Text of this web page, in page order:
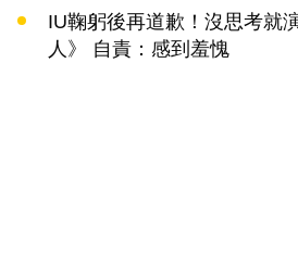
IU鞠躬後再道歉！沒思考就
人》 自責：感到羞愧